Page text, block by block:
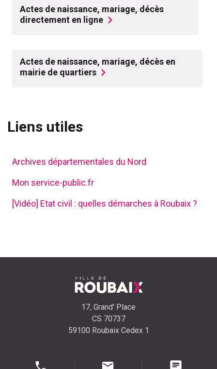
Actes de naissance, mariage, décès
directement en ligne
Actes de naissance, mariage, décès en
mairie de quartiers
Liens utiles
Archives départementales du Nord
Mon service-public.fr
[Vidéo] Etat civil : quelles démarches à Roubaix ?
17, Grand' Place
CS 70737
59100 Roubaix Cedex 1